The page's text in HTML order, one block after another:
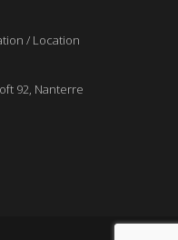
/ Location
92, Nanterre